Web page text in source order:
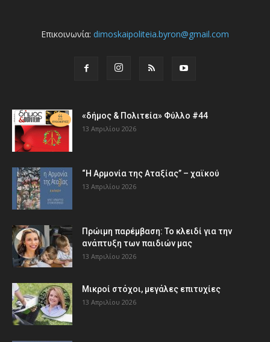
Επικοινωνία: dimoskaipoliteia.byron@gmail.com
«δήμος & Πολιτεία» Φύλλο #44
13 Απριλίου 2026
“Η Αρμονία της Αταξίας” – χαϊκού
13 Απριλίου 2026
Πρώιμη παρέμβαση: Το κλειδί για την
ανάπτυξη των παιδιών µας
13 Απριλίου 2026
Μικροί στόχοι, μεγάλες επιτυχίες
13 Απριλίου 2026